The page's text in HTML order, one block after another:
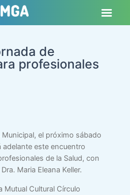
de
profesionales
el próximo sábado
adelante este encuentro
de la Salud, con
Maria Eleana Keller.
Mutual Cultural Círculo